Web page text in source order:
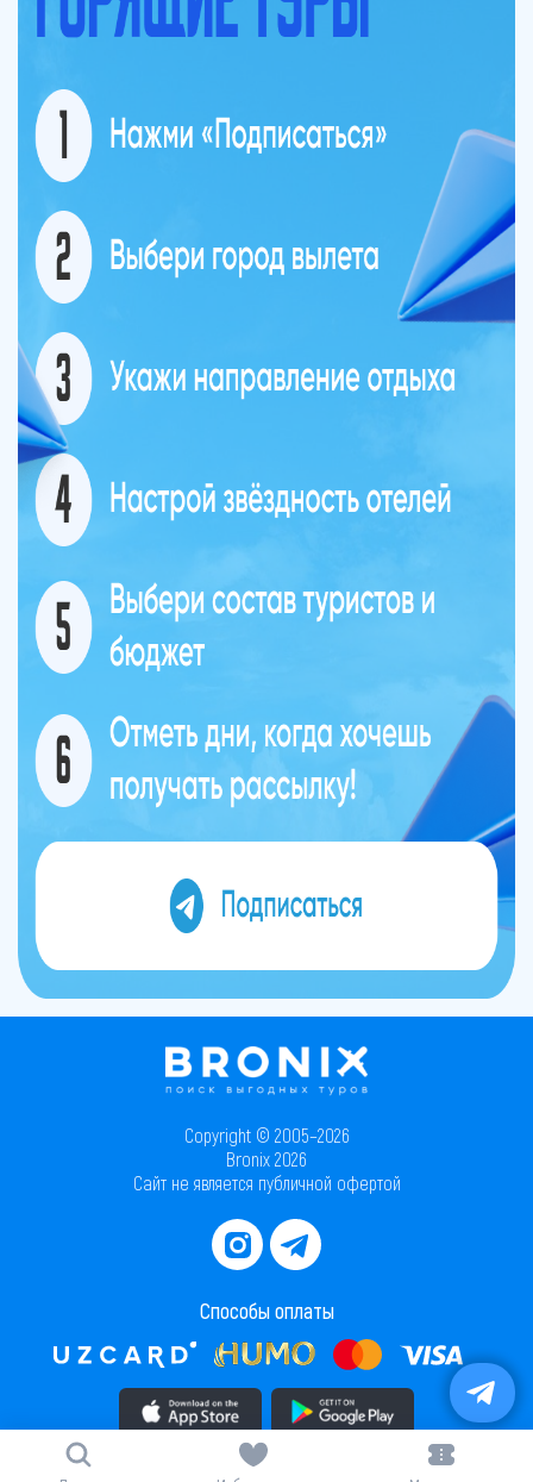
Copyright © 2005–2026
Bronix 2026
Сайт не является публичной офертой
Способы оплаты
Скачать приложение в AppStore Скачать приложение в PlayMarket
Карта сайта